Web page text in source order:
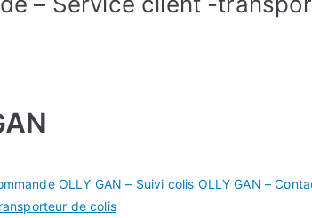
OLLY GAN – Suivi colis OLLY GAN –
de colis